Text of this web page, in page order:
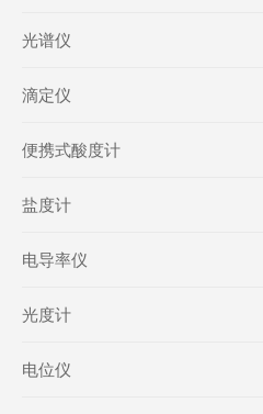
光谱仪
滴定仪
便携式酸度计
盐度计
电导率仪
光度计
电位仪